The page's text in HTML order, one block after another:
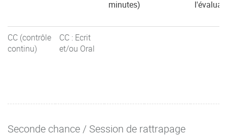
minutes)
CC (contrôle
continu)
CC : Ecrit
et/ou Oral
Seconde chance / Session de rattrapage